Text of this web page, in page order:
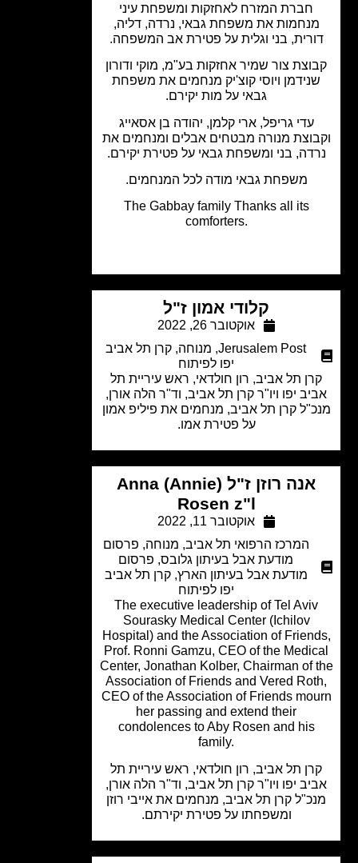
חברת המזרח לאחזקות ומשפחת עיני
את משפחת גבאי, נרדה, דליה,
בני וגלית על פטירת אב המשפחה.
צור שמיר אחזקות בע"מ, מוקי ודורון
ויוסי קוצ'יק מנחמים את משפחת
גבאי על מות יקירם.
עדי גריפל, ארי קלמן, יהודה בן אסאייג
מנורה מבטחים אבלים ומנחמים את
בני ומשפחת גבאי על פטירת יקירם.
משפחת גבאי מודה לכל המנחמים.
The Gabbay family Thanks all its
comforters.
קלודי אמון ז"ל
אוקטובר 26, 2022
Jerusalem Post
,מנוחה, קרן תל אביב
יפו לפיתוח
תל אביב, רון חולדאי, ראש עיריית תל
יפו ויו"ר קרן תל אביב, וד"ר הלה אורן,
קרן תל אביב, מנחמים את פיליפ אמון
על פטירת אמו.
אנה רוזן ז"ל Anna (Annie)
Rosen z"l
אוקטובר 11, 2022
המרכז הרפואי תל אביב,מנוחה, פרסום
מודעת אבל בעיתון גלובס, פרסום
מודעת אבל בעיתון הארץ,קרן תל אביב
יפו לפיתוח
The executive leadership of Tel
Sourasky Medical Center (Ichilov
Hospital) and the Association of
Prof. Ronni Gamzu, CEO of the
Center, Jonathan Kolber, Chairman of
Association of Friends and Vered
CEO of the Association of Friends
her passing and extend their
condolences to Aby Rosen and his
תל אביב, רון חולדאי, ראש עיריית תל
יפו ויו"ר קרן תל אביב, וד"ר הלה אורן,
קרן תל אביב, מנחמים את אייבי רוזן
ומשפחתו על פטירת יקירתם.